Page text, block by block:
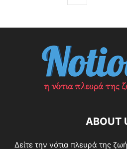
ABOUT
Δείτε την νότια πλευρά της